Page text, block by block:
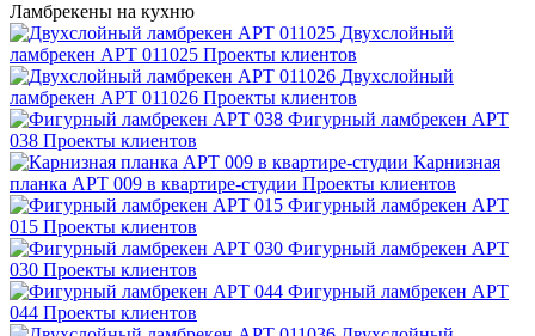
Ламбрекены на кухню
Двухслойный
ламбрекен АРТ 011025 Проекты клиентов
Двухслойный
ламбрекен АРТ 011026 Проекты клиентов
Фигурный ламбрекен АРТ
038 Проекты клиентов
Карнизная
планка АРТ 009 в квартире-студии Проекты клиентов
Фигурный ламбрекен АРТ
015 Проекты клиентов
Фигурный ламбрекен АРТ
030 Проекты клиентов
Фигурный ламбрекен АРТ
044 Проекты клиентов